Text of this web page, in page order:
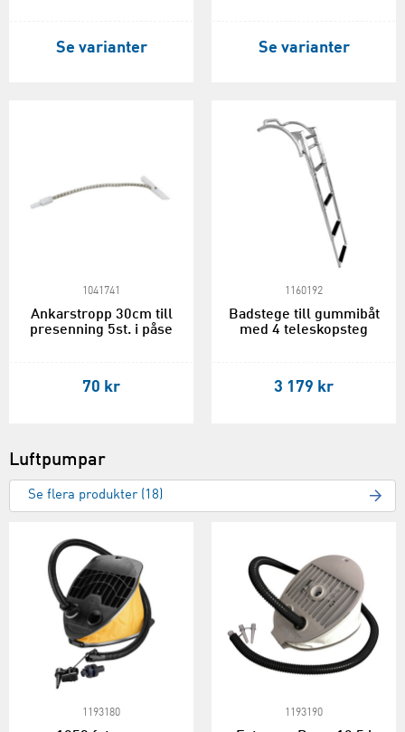
Se varianter Se varianter
1041741
Ankarstropp 30cm till
presenning 5st. i påse
70 kr
1160192
Badstege till gummibåt
med 4 teleskopsteg
3 179 kr
Luftpumpar
Se flera produkter (18)
1193180 1193190